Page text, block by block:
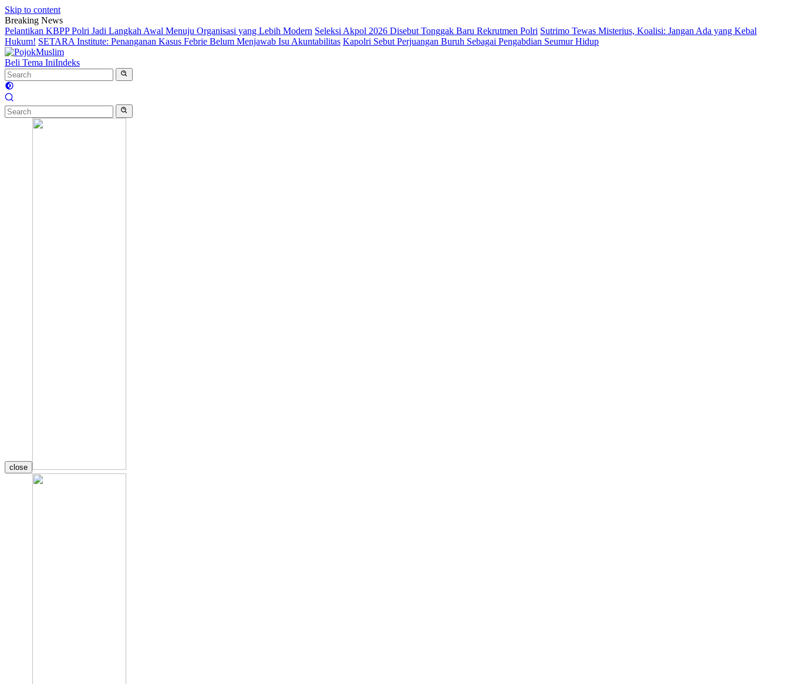
Skip to content
Breaking News
Pelantikan KBPP Polri Jadi Langkah Awal Menuju Organisasi yang Lebih Modern Seleksi Akpol 2026 Disebut Tonggak Baru Rekrutmen Polri Sutrimo Tewas Misterius, Koalisi: Jangan Ada yang Kebal
Hukum! SETARA Institute: Penanganan Kasus Febrie Belum Menjawab Isu Akuntabilitas Kapolri Sebut Perjuangan Buruh Sebagai Pengabdian Seumur Hidup
Beli Tema IniIndeks
close